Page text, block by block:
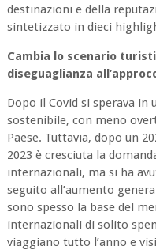
destinazioni e della
sintetizzato in dieci
Cambia lo scenario
diseguaglianza
Dopo il Covid si sperava
sostenibile, con meno
Paese. Tuttavia, dopo un
2023 è cresciuta la
internazionali, ma si ha
seguito all’aumento
sono spesso la base del
internazionali di solito
viaggiano tutto l’anno e